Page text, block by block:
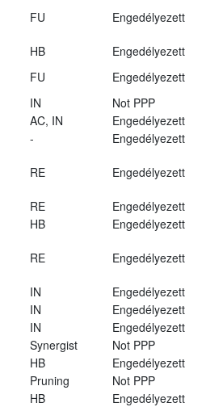
FU Engedélyezett
HB
Engedélyezett
FU
Engedélyezett
IN
Not PPP
AC, IN
Engedélyezett
-
Engedélyezett
RE Engedélyezett
RE
Engedélyezett
HB
Engedélyezett
RE Engedélyezett
IN
Engedélyezett
IN
Engedélyezett
IN
Engedélyezett
Synergist
Not PPP
HB
Engedélyezett
Pruning
Not PPP
HB
Engedélyezett